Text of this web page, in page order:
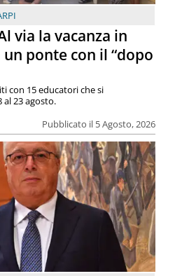
via la vacanza in
ponte con il “dopo
Pubblicato il 5 Agosto, 2026
con 15 educatori che si
23 agosto.